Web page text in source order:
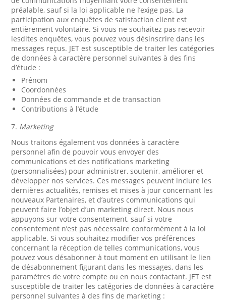
préalable, sauf si la loi applicable ne l’exige pas. La
participation aux enquêtes de satisfaction client est
entièrement volontaire. Si vous ne souhaitez pas recevoir
lesdites enquêtes, vous pouvez vous désinscrire dans les
messages reçus. JET est susceptible de traiter les catégories
de données à caractère personnel suivantes à des fins
d’étude :
Prénom
Coordonnées
Données de commande et de transaction
Contributions à l’étude
7. Marketing
Nous traitons également vos données à caractère
personnel afin de pouvoir vous envoyer des
communications et des notifications marketing
(personnalisées) pour administrer, soutenir, améliorer et
développer nos services. Ces messages peuvent inclure les
dernières actualités, remises et mises à jour concernant les
nouveaux Partenaires, et d’autres communications qui
peuvent faire l’objet d’un marketing direct. Nous nous
appuyons sur votre consentement, sauf si votre
consentement n’est pas nécessaire conformément à la loi
applicable. Si vous souhaitez modifier vos préférences
concernant la réception de telles communications, vous
pouvez vous désabonner à tout moment en utilisant le lien
de désabonnement figurant dans les messages, dans les
paramètres de votre compte ou en nous contactant. JET est
susceptible de traiter les catégories de données à caractère
personnel suivantes à des fins de marketing :